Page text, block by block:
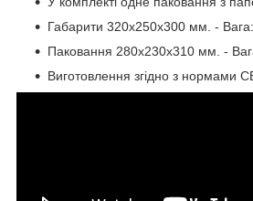
Габарити 320х250х300 мм. - Вага:
Паковання 280х230х310 мм. -
Виготовлення згідно з нормами